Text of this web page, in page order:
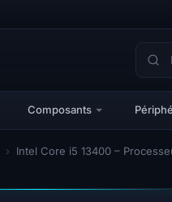
Composants
› Intel Core i5 13400 –